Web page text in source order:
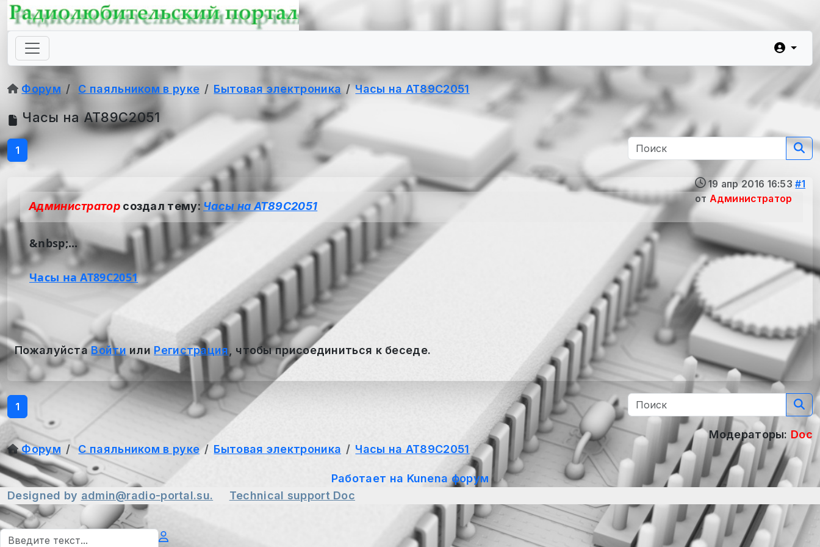
Форум С паяльником в руке Бытовая электроника Часы на AT89C2051
Часы на AT89C2051
1
19 апр 2016 16:53 #1
от Администратор
Администраторсоздал тему: Часы на AT89C2051
&nbsp;...
Часы на AT89C2051
ПожалуйстаВойти или Регистрация , чтобы присоединиться к беседе.
1
Модераторы: Doc
Форум
С паяльником в руке Бытовая электроника Часы на AT89C2051
Работает на Kunena форум
Designed by admin@radio-portal.su. Technical support Doc
Поиск